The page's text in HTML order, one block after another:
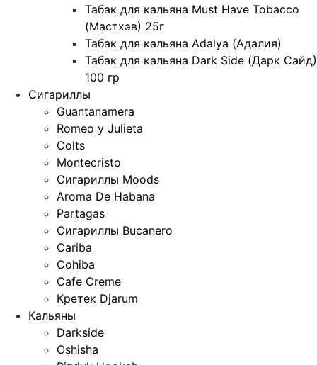
Табак для кальяна Must Have Tobacco
(Мастхэв) 25г
Табак для кальяна Adalya (Адалия)
Табак для кальяна Dark Side (Дарк Сайд)
100 гр
Сигариллы
Guantanamera
Romeo y Julieta
Colts
Montecristo
Сигариллы Moods
Aroma De Habana
Partagas
Сигариллы Bucanero
Cariba
Cohiba
Cafe Creme
Кретек Djarum
Кальяны
Darkside
Oshisha